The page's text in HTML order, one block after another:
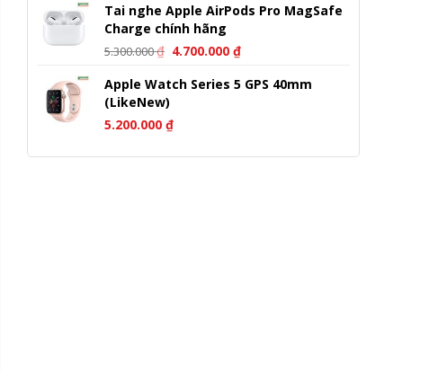
4.500.000 ₫.là:
Tai nghe Apple AirPods Pro MagSafe
Charge chính hãng
5.300.000₫ Giá
là:
4.700.000₫Giá
tại
Apple Watch Series 5 GPS 40mm
(LikeNew)
5.200.000 ₫